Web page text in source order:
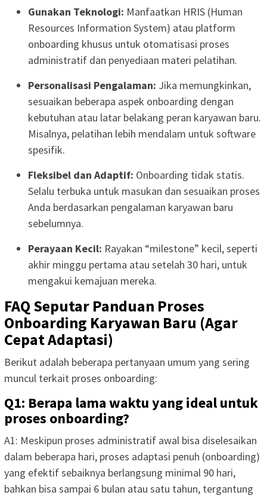
Gunakan Teknologi: Manfaatkan HRIS (Human
Resources Information System) atau platform
onboarding khusus untuk otomatisasi proses
administratif dan penyediaan materi pelatihan.
Personalisasi Pengalaman: Jika memungkinkan,
sesuaikan beberapa aspek onboarding dengan
kebutuhan atau latar belakang peran karyawan baru.
Misalnya, pelatihan lebih mendalam untuk software
spesifik.
Fleksibel dan Adaptif: Onboarding tidak statis.
Selalu terbuka untuk masukan dan sesuaikan proses
Anda berdasarkan pengalaman karyawan baru
sebelumnya.
Perayaan Kecil: Rayakan “milestone” kecil, seperti
akhir minggu pertama atau setelah 30 hari, untuk
mengakui kemajuan mereka.
FAQ Seputar Panduan Proses
Onboarding Karyawan Baru (Agar
Cepat Adaptasi)
Berikut adalah beberapa pertanyaan umum yang sering
muncul terkait proses onboarding:
Q1: Berapa lama waktu yang ideal untuk
proses onboarding?
A1: Meskipun proses administratif awal bisa diselesaikan
dalam beberapa hari, proses adaptasi penuh (onboarding)
yang efektif sebaiknya berlangsung minimal 90 hari,
bahkan bisa sampai 6 bulan atau satu tahun, tergantung